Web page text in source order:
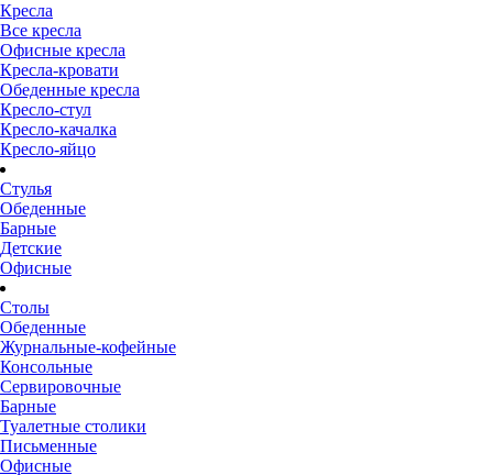
Кресла
Все кресла
Офисные кресла
Кресла-кровати
Обеденные кресла
Кресло-стул
Кресло-качалка
Кресло-яйцо
Стулья
Обеденные
Барные
Детские
Офисные
Столы
Обеденные
Журнальные-кофейные
Консольные
Сервировочные
Барные
Туалетные столики
Письменные
Офисные